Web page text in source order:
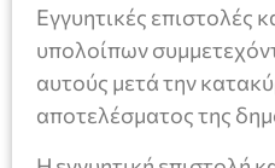
Εγγυητικές επιστολές
υπολοίπων
αυτούς μετά την
αποτελέσματος της